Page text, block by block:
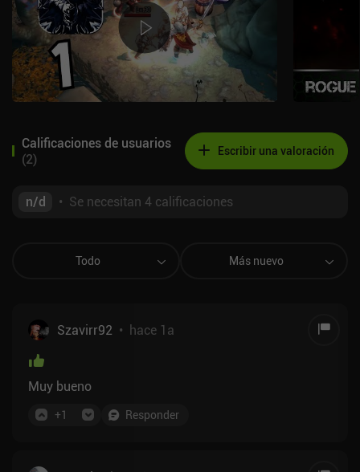
Calificaciones de usuarios
(2) Escribir una valoración
n/d • Se necesitan 4 calificaciones
Todo Más nuevo
Szavirr92 • hace 1a
Muy bueno
+1 Responder